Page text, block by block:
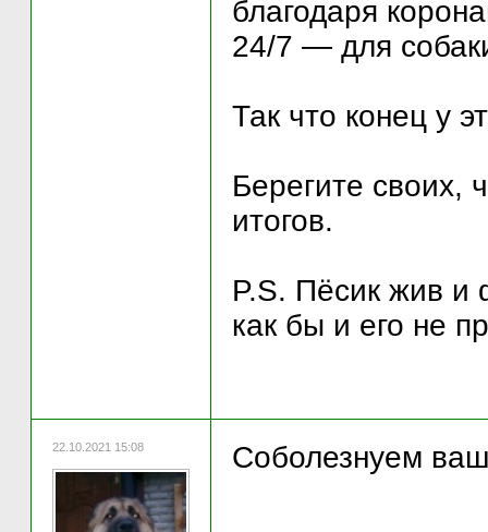
благодаря
24/7 — для
Так что конец у
Берегите своих,
итогов.
P.S. Пёсик жив и
как бы и его не
22.10.2021 15:08 Соболезнуем